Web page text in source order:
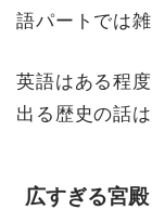
語パートでは
英語はある程
出る歴史の話
広すぎる宮殿